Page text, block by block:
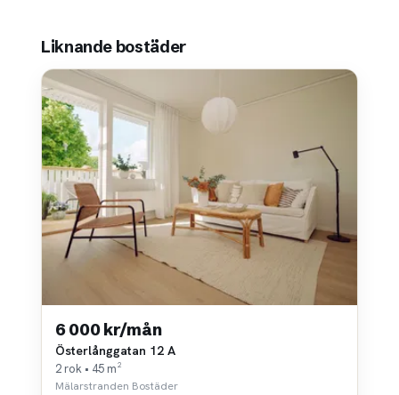
Liknande bostäder
6 000 kr/mån
Österlånggatan 12 A
2 rok • 45 m²
Mälarstranden Bostäder